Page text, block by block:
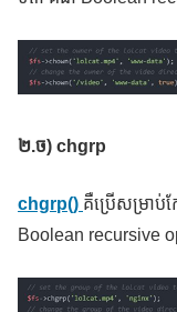
២.ច) chgrp
chgrp() គឺប្រើសម្រាប់
Boolean recursive